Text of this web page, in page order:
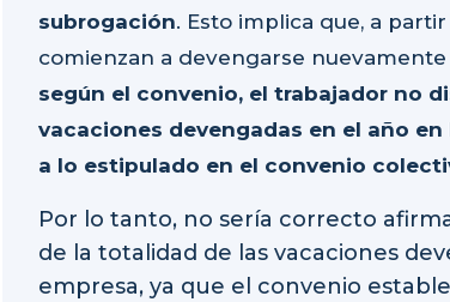
subrogación. Esto implica que, a
comienzan a devengarse
según el convenio, el trabajador no
vacaciones devengadas en el año
a lo estipulado en el convenio
Por lo tanto, no sería correcto
de la totalidad de las vacaciones
empresa, ya que el convenio